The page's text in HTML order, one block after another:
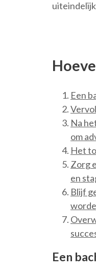
Een
Na
om
Het
Zorg
en
Blijf
Een